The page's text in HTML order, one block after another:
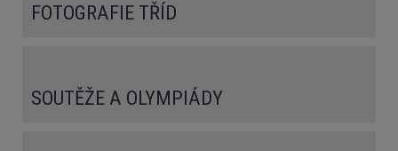
FOTOGRAFIE TŘÍD
SOUTĚŽE A OLYMPIÁDY